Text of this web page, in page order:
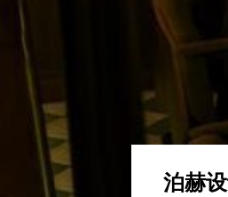
泊赫